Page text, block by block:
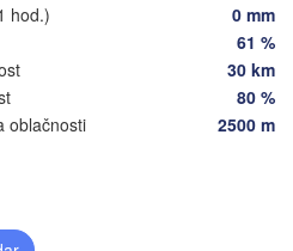
hod.)
0 mm
61 %
30 km
80 %
oblačnosti
2500 m
Бабруйск
Мазыр